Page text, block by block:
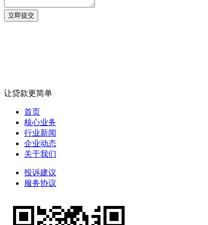
立即提交
让贷款更简单
首页
核心业务
行业新闻
企业动态
关于我们
投诉建议
服务协议